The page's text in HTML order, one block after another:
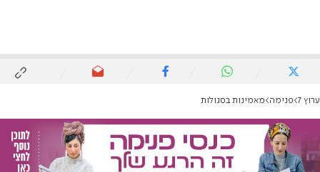
ערוץ 7 פנימה מאמינות בסגולות